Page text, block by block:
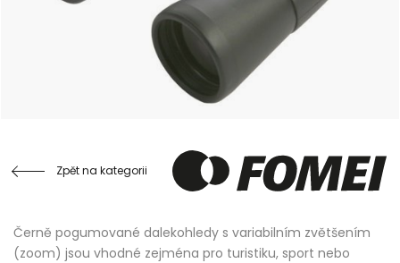
Zpět na kategorii
Černě pogumované dalekohledy s variabilním zvětšením
(zoom) jsou vhodné zejména pro turistiku, sport nebo